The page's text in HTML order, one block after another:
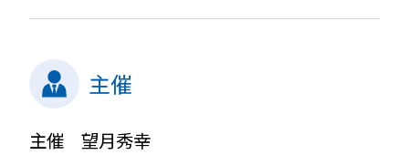
主催
主催 望月秀幸